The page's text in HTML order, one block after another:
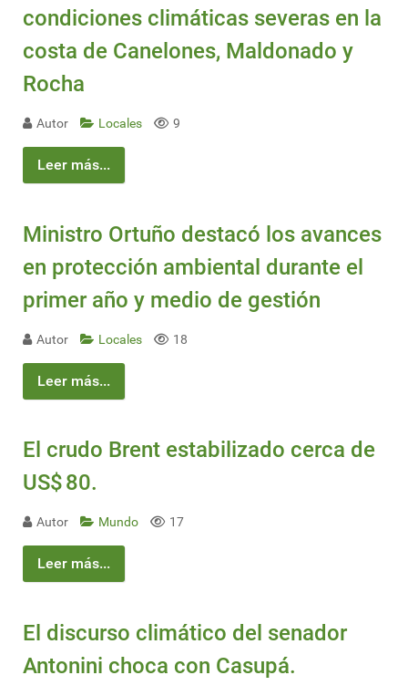
condiciones climáticas severas en la
costa de Canelones, Maldonado y
Rocha
Autor Locales 9
Leer más...
Ministro Ortuño destacó los avances
en protección ambiental durante el
primer año y medio de gestión
Autor Locales 18
Leer más...
El crudo Brent estabilizado cerca de
US$ 80.
Autor Mundo 17
Leer más...
El discurso climático del senador
Antonini choca con Casupá.